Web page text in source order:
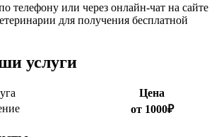
телефону или через онлайн-чат на сайте
для получения бесплатной
услуги
Цена
от 1000₽